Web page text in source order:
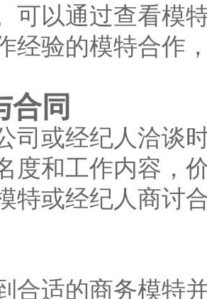
可以通过查看模
经验的模特合作
合同
司或经纪人洽谈
度和工作内容，
特或经纪人商讨
合适的商务模特